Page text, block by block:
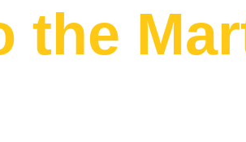
the